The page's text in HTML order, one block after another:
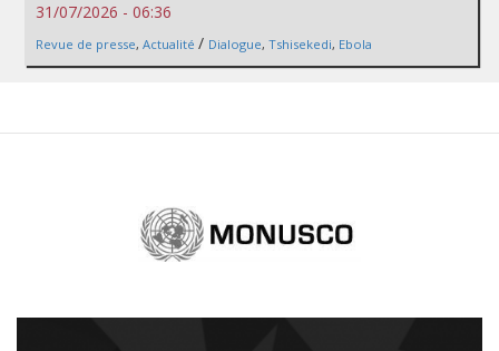
31/07/2026 - 06:36
Revue de presse, Actualité / Dialogue, Tshisekedi, Ebola